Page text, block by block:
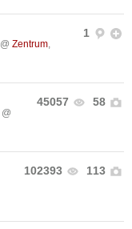
1
@ Zentrum,
45057 58
@
102393 113